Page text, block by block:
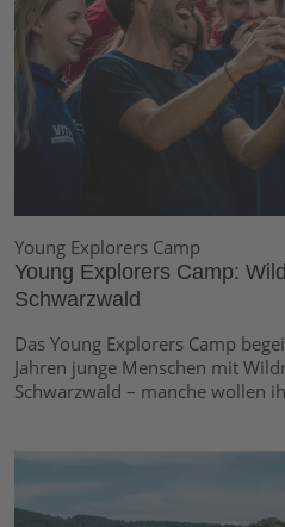
Young Explorers Camp
Young Explorers Camp:
Schwarzwald
Das Young Explorers Camp
Jahren junge Menschen mit
Schwarzwald – manche wollen